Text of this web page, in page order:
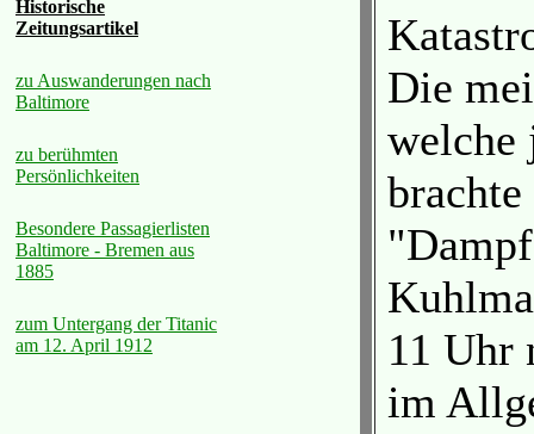
Historische
Zeitungsartikel
zu Auswanderungen nach
Baltimore
zu berühmten
Persönlichkeiten
Besondere Passagierlisten
Baltimore - Bremen aus
1885
zum Untergang der Titanic
am 12. April 1912
Die
welche
11 Uhr
im